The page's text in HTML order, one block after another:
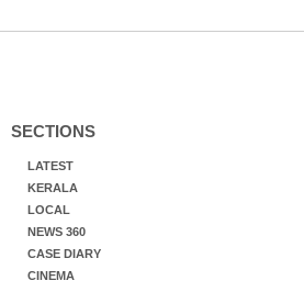
SECTIONS
LATEST
KERALA
LOCAL
NEWS 360
CASE DIARY
CINEMA